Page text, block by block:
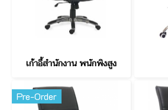
เก้าอี้สำนักงาน พนักพิงสูง
Pre-Order